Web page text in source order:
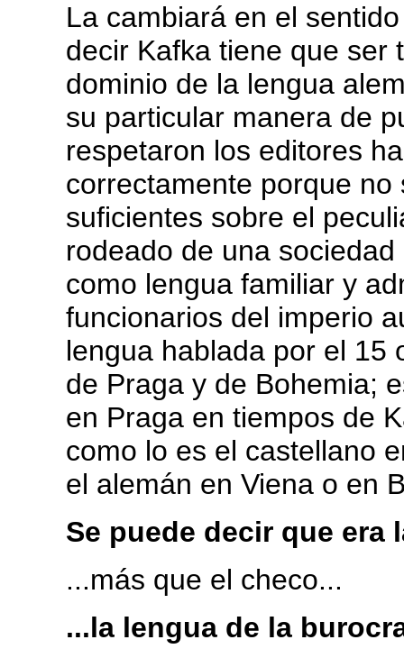
La cambiará en el
decir Kafka tiene que ser
dominio de la lengua
su particular manera de
respetaron los editores
correctamente porque
suficientes sobre el
rodeado de una
como lengua familiar y
funcionarios del imperio
lengua hablada por el 15
de Praga y de Bohemia;
en Praga en tiempos de
como lo es el castellano
el alemán en Viena o en
Se puede decir que era
...más que el checo...
...la lengua de la